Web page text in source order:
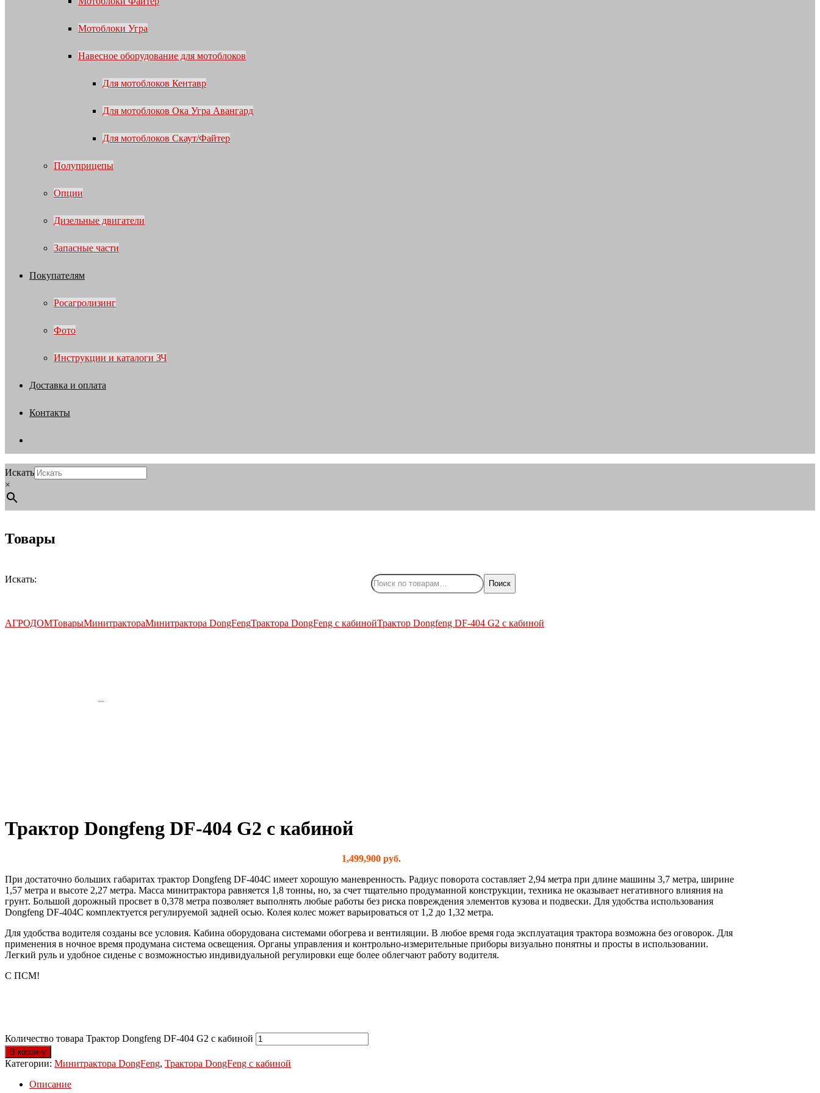
Мотоблоки Угра
Навесное оборудование для мотоблоков
Для мотоблоков Кентавр
Для мотоблоков Ока Угра Авангард
Для мотоблоков Скаут/Файтер
Полуприцепы
Опции
Дизельные двигатели
Запасные части
Покупателям
Росагролизинг
Фото
Инструкции и каталоги ЗЧ
Доставка и оплата
Контакты
Искать
×
Товары
Искать: Поиск
АГРОДОМТоварыМинитрактораМинитрактора DongFengТрактора DongFeng с кабинойТрактор Dongfeng DF-404 G2 с кабиной
Трактор Dongfeng DF-404 G2 с кабиной
1,499,900 руб.
При достаточно больших габаритах трактор Dongfeng DF-404C имеет хорошую маневренность. Радиус поворота составляет 2,94 метра при длине машины 3,7 метра, ширине
1,57 метра и высоте 2,27 метра. Масса минитрактора равняется 1,8 тонны, но, за счет тщательно продуманной конструкции, техника не оказывает негативного влияния на
грунт. Большой дорожный просвет в 0,378 метра позволяет выполнять любые работы без риска повреждения элементов кузова и подвески. Для удобства использования
Dongfeng DF-404C комплектуется регулируемой задней осью. Колея колес может варьироваться от 1,2 до 1,32 метра.
Для удобства водителя созданы все условия. Кабина оборудована системами обогрева и вентиляции. В любое время года эксплуатация трактора возможна без оговорок. Для
применения в ночное время продумана система освещения. Органы управления и контрольно-измерительные приборы визуально понятны и просты в использовании.
Легкий руль и удобное сиденье с возможностью индивидуальной регулировки еще более облегчают работу водителя.
С ПСМ!
Количество товара Трактор Dongfeng DF-404 G2 с кабиной
В корзину
Категории: Минитрактора DongFeng, Трактора DongFeng с кабиной
Описание